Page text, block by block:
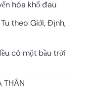
hóa khổ đau
theo Giới, Định,
có một bầu trời
THÂN